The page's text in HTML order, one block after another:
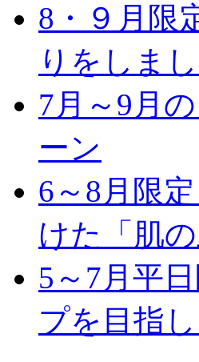
8・９月限
りをしま
7月～9月
ーン
6～8月限
けた「肌
5～7月平
プを目指